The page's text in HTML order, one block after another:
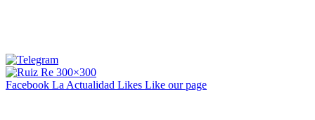
Facebook La Actualidad Likes Like our page